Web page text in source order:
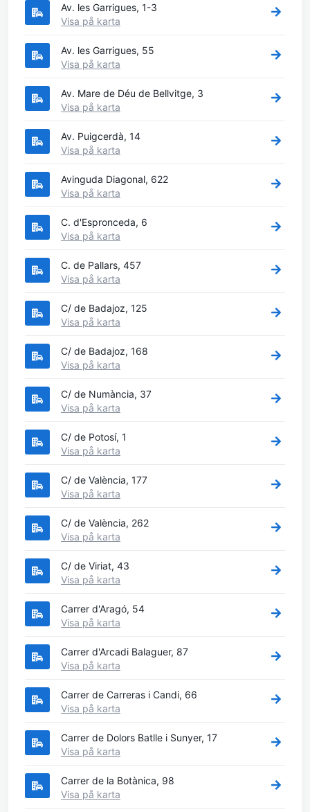
Av. les Garrigues, 1-3
Visa på karta
Av. les Garrigues, 55
Visa på karta
Av. Mare de Déu de Bellvitge, 3
Visa på karta
Av. Puigcerdà, 14
Visa på karta
Avinguda Diagonal, 622
Visa på karta
C. d'Espronceda, 6
Visa på karta
C. de Pallars, 457
Visa på karta
C/ de Badajoz, 125
Visa på karta
C/ de Badajoz, 168
Visa på karta
C/ de Numància, 37
Visa på karta
C/ de Potosí, 1
Visa på karta
C/ de València, 177
Visa på karta
C/ de València, 262
Visa på karta
C/ de Viriat, 43
Visa på karta
Carrer d'Aragó, 54
Visa på karta
Carrer d'Arcadi Balaguer, 87
Visa på karta
Carrer de Carreras i Candi, 66
Visa på karta
Carrer de Dolors Batlle i Sunyer, 17
Visa på karta
Carrer de la Botànica, 98
Visa på karta